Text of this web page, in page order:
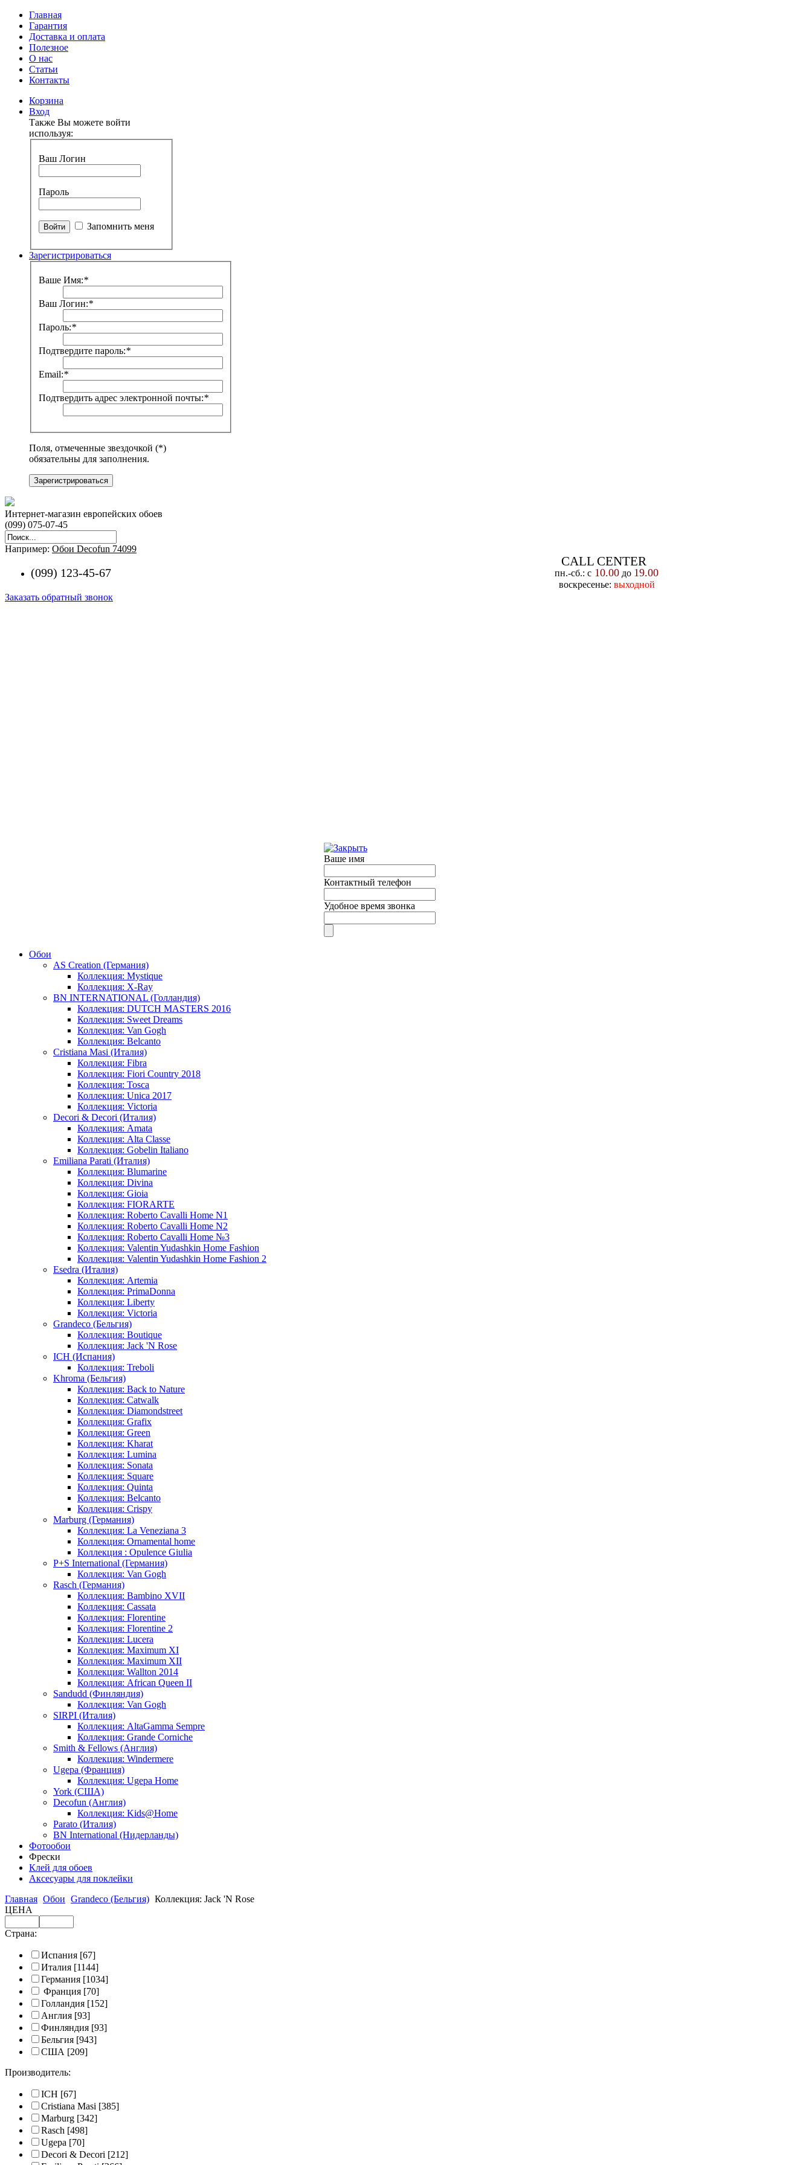
Главная
Гарантия
Доставка и оплата
Полезное
О нас
Статьи
Контакты
Корзина
Вход
Также Вы можете войти
используя:
Ваш Логин
Пароль
Запомнить меня
Зарегистрироваться
Ваше Имя:*
Ваш Логин:*
Пароль:*
Подтвердите пароль:*
Email:*
Подтвердить адрес электронной почты:*
Поля, отмеченные звездочкой (*)
обязательны для заполнения.
Зарегистрироваться
Интернет-магазин европейских обоев
(099) 075-07-45
Например: Обои Decofun 74099
(099) 123-45-67
CALL CENTER
пн.-cб.: с 10.00 до 19.00
воскресенье: выходной
Заказать обратный звонок
Ваше имя
Контактный телефон
Удобное время звонка
Обои
AS Creation (Германия)
Коллекция: Mystique
Коллекция: X-Ray
BN INTERNATIONAL (Голландия)
Коллекция: DUTCH MASTERS 2016
Коллекция: Sweet Dreams
Коллекция: Van Gogh
Коллекция: Belcanto
Cristiana Masi (Италия)
Коллекция: Fibra
Коллекция: Fiori Country 2018
Коллекция: Tosca
Коллекция: Unica 2017
Коллекция: Victoria
Decori & Decori (Италия)
Коллекция: Amata
Коллекция: Alta Classe
Коллекция: Gobelin Italiano
Emiliana Parati (Италия)
Коллекция: Blumarine
Коллекция: Divina
Коллекция: Gioia
Коллекция: FIORARTE
Коллекция: Roberto Cavalli Home N1
Коллекция: Roberto Cavalli Home N2
Коллекция: Roberto Cavalli Home №3
Коллекция: Valentin Yudashkin Home Fashion
Коллекция: Valentin Yudashkin Home Fashion 2
Esedra (Италия)
Коллекция: Artemia
Коллекция: PrimaDonna
Коллекция: Liberty
Коллекция: Victoria
Grandeco (Бельгия)
Коллекция: Boutique
Коллекция: Jack 'N Rose
ICH (Испания)
Коллекция: Treboli
Khroma (Бельгия)
Коллекция: Back to Nature
Коллекция: Catwalk
Коллекция: Diamondstreet
Коллекция: Grafix
Коллекция: Green
Коллекция: Kharat
Коллекция: Lumina
Коллекция: Sonata
Коллекция: Square
Коллекция: Quinta
Коллекция: Belcanto
Коллекция: Crispy
Marburg (Германия)
Коллекция: La Veneziana 3
Коллекция: Ornamental home
Коллекция : Opulence Giulia
P+S International (Германия)
Коллекция: Van Gogh
Rasch (Германия)
Коллекция: Bambino XVII
Коллекция: Cassata
Коллекция: Florentine
Коллекция: Florentine 2
Коллекция: Lucera
Коллекция: Maximum XI
Коллекция: Maximum XII
Коллекция: Wallton 2014
Коллекция: African Queen II
Sandudd (Финляндия)
Коллекция: Van Gogh
SIRPI (Италия)
Коллекция: AltaGamma Sempre
Коллекция: Grande Corniche
Smith & Fellows (Англия)
Коллекция: Windermere
Ugepa (Франция)
Коллекция: Ugepa Home
York (США)
Decofun (Англия)
Коллекция: Kids@Home
Parato (Италия)
BN International (Нидерланды)
Фотообои
Фрески
Клей для обоев
Аксесуары для поклейки
Главная Обои Grandeco (Бельгия) Коллекция: Jack 'N Rose
ЦЕНА
Страна:
Испания [67]
Италия [1144]
Германия [1034]
Франция [70]
Голландия [152]
Англия [93]
Финляндия [93]
Бельгия [943]
США [209]
Производитель:
ICH [67]
Cristiana Masi [385]
Marburg [342]
Rasch [498]
Ugepa [70]
Decori & Decori [212]